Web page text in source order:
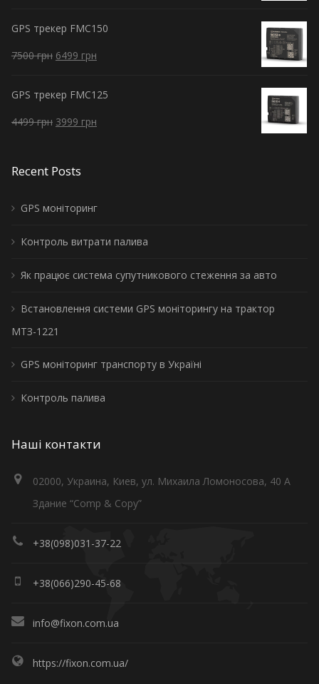
GPS трекер FMC150
7500грн 6499 грн
GPS трекер FMC125
4499грн 3999 грн
Recent Posts
GPS моніторинг
Контроль витрати палива
Як працює система супутникового стеження за авто
Встановлення системи GPS моніторингу на трактор
МТЗ-1221
GPS моніторинг транспорту в Україні
Контроль палива
Наші контакти
02000, Украина, Киев, ул. Михаила Ломоносова, 40 А
Здание “Comp & Copy”
+38(098)031-37-22
+38(066)290-45-68
info@fixon.com.ua
https://fixon.com.ua/